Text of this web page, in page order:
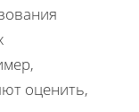
оценить,